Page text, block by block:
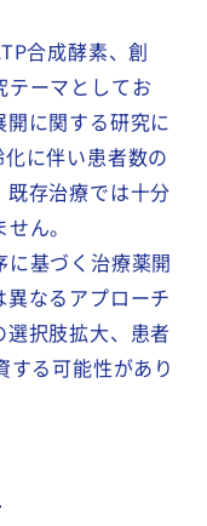
合成酵素、創
テーマとしてお
に関する研究に
に伴い患者数の
存治療では十分
ん。
基づく治療薬開
なるアプローチ
択肢拡大、患者
する可能性があり